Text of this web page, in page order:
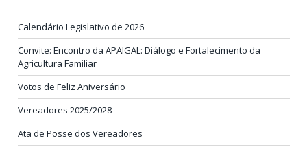
Calendário Legislativo de 2026
Convite: Encontro da APAIGAL: Diálogo e Fortalecimento da
Agricultura Familiar
Votos de Feliz Aniversário
Vereadores 2025/2028
Ata de Posse dos Vereadores